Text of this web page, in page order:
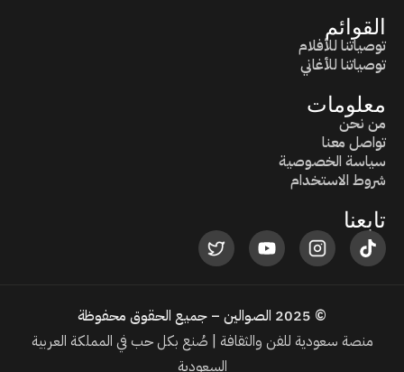
القوائم
توصياتنا للأفلام
توصياتنا للأغاني
معلومات
من نحن
تواصل معنا
سياسة الخصوصية
شروط الاستخدام
تابعنا
© 2025 الصوالين – جميع الحقوق محفوظة
منصة سعودية للفن والثقافة | صُنع بكل حب في المملكة العربية
السعودية